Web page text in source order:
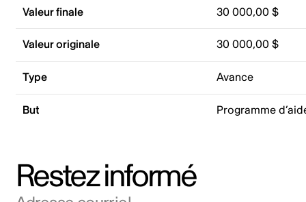
Valeur finale 30 000,00 $
Valeur originale 30 000,00 $
Type Avance
But Programme
Restez informé